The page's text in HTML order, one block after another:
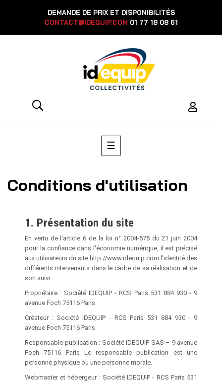
DEMANDE DE PRIX ET DISPONIBILITÉS
CONTACT@IDEQUIP.COM 01 77 18 08 61
Toggle
navigation
☰
Conditions d'utilisation
1. Présentation du site
En vertu de l'article 6 de la loi n° 2004-575 du 21 juin 2004
pour la confiance dans l'économie numérique, il est précisé
aux utilisateurs du site http://www.idequip.com l'identité des
différents intervenants dans le cadre de sa réalisation et de
son suivi :
Propriétaire : Société IDEQUIP - RCS Paris 531 884 930 - 9
avenue Foch 75116 Paris
Créateur : Société IDEQUIP - RCS Paris 531 884 930 - 9
avenue Foch 75116 Paris
Responsable publication : Société IDEQUIP SAS – 9 avenue
Foch 75116 Paris Le responsable publication est une
personne physique ou une personne morale.
Webmaster et hébergeur : Société IDEQUIP - RCS Paris 531